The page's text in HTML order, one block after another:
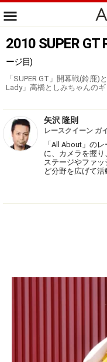
2010 SUPER GT
ージ目)
「SUPER GT」開幕戦(鈴鹿
Lady」高橋としみちゃんのギ
矢沢 隆則
レースクイーン ガ
「All About」の
に、カメラを握
ステージやファ
ど分野を広げて活